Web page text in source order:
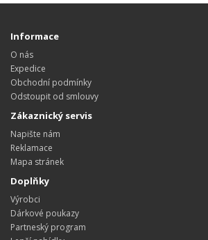
Informace
O nás
Expedice
Obchodní podmínky
Odstoupit od smlouvy
Zákaznický servis
Napište nám
Reklamace
Mapa stránek
Doplňky
Výrobci
Dárkové poukazy
Partneský program